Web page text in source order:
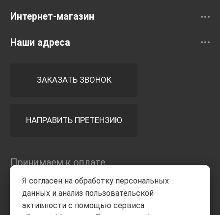
Интернет-магазин
Наши адреса
ЗАКАЗАТЬ ЗВОНОК
НАПРАВИТЬ ПРЕТЕНЗИЮ
Принимаем к оплате
Я согласен на обработку персональных
данных и анализ пользовательской
активности с помощью сервиса